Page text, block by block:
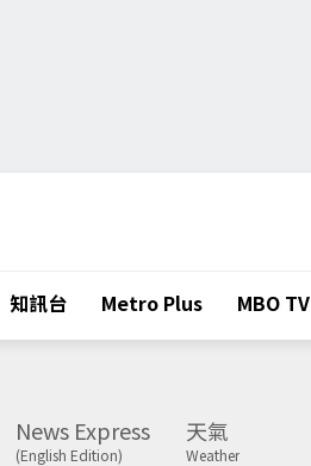
知訊台 Metro Plus MBO TV
News Express
(English Edition)
天氣
Weather